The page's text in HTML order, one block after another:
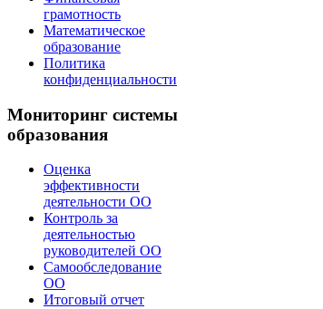
грамотность
Математическое
образование
Политика
конфиденциальности
Мониторинг системы
образования
Оценка
эффективности
деятельности ОО
Контроль за
деятельностью
руководителей ОО
Самообследование
ОО
Итоговый отчет